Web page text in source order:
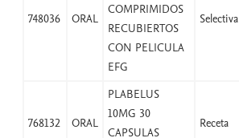
748036 ORAL
COMPRIMIDOS
RECUBIERTOS
CON PELICULA
EFG
Selectiva
768132 ORAL
PLABELUS
10MG 30
CAPSULAS
Receta